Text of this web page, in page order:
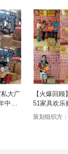
私大广
中放
【火爆回
51家具欢乐
策划组织方